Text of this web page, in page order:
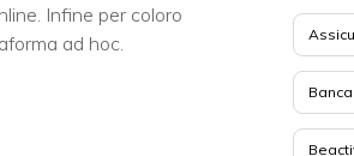
Infine per coloro
ad hoc.